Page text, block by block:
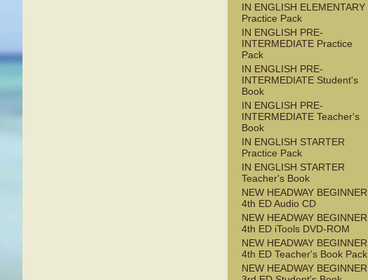
IN ENGLISH ELEMENTARY
Practice Pack
IN ENGLISH PRE-
INTERMEDIATE Practice
Pack
IN ENGLISH PRE-
INTERMEDIATE Student's
Book
IN ENGLISH PRE-
INTERMEDIATE Teacher's
Book
IN ENGLISH STARTER
Practice Pack
IN ENGLISH STARTER
Teacher's Book
NEW HEADWAY BEGINNER
4th ED Audio CD
NEW HEADWAY BEGINNER
4th ED iTools DVD-ROM
NEW HEADWAY BEGINNER
4th ED Teacher's Book Pack
NEW HEADWAY BEGINNER